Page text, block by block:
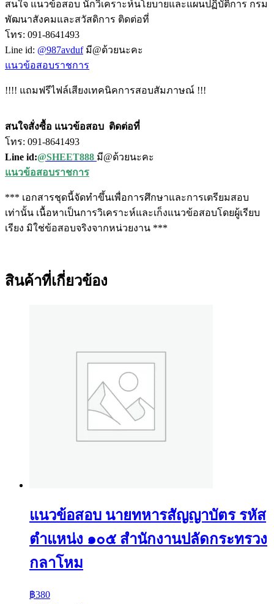
สนใจ แนวข้อสอบ นักวิเคราะห์นโยบายและแผนปฏิบัติการ กรม
พัฒนาสังคมและสวัสดิการ ติดต่อที่
โทร: 091-8641493
Line id: @987avdufมี@ด้วยนะคะ
แนวข้อสอบราชการ
!!!! แถมฟรีไฟล์เสียงเทคนิคการสอบสัมภาษณ์ !!!
สนใจสั่งซื้อ แนวข้อสอบ ติดต่อที่
โทร: 091-8641493
Line id:@SHEET888 มี@ด้วยนะคะ
แนวข้อสอบราชการ
*** เอกสารชุดนี้จัดทำขึ้นเพื่อการศึกษาและการเตรียมสอบ
เท่านั้น เนื้อหาเป็นการวิเคราะห์และเก็งแนวข้อสอบโดยผู้เรียบ
เรียง มิใช่ข้อสอบจริงจากหน่วยงาน ***
สินค้าที่เกี่ยวข้อง
แนวข้อสอบ นายทหารสัญญาบัตร รหัส
ตำแหน่ง ๑๐๕ สำนักงานปลัดกระทรวง
กลาโหม
฿380